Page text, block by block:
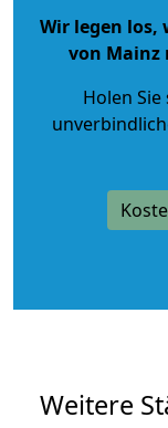
Wir legen los,
von Mainz
Holen
Weitere